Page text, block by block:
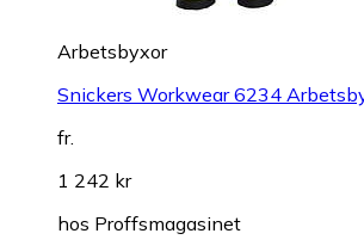
Arbetsbyxor
Snickers Workwear 6234
fr.
1 242 kr
hos Proffsmagasinet